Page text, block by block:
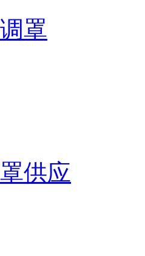
罩
供应